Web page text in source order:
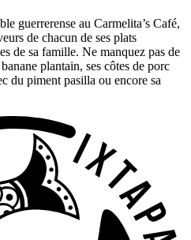
guerrerense au Carmelita’s Café,
de chacun de ses plats
de sa famille. Ne manquez pas de
plantain, ses côtes de porc
du piment pasilla ou encore sa